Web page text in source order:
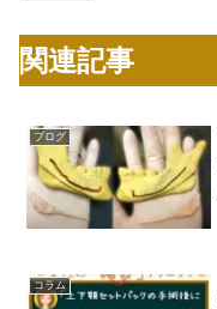
関連記事
ブログ
コラム